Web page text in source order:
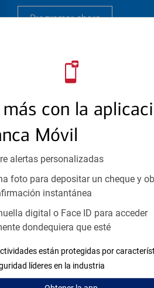
con la
Móvil
alertas personalizadas
foto para depositar un cheque y
instantánea
digital o Face ID para acceder
dondequiera que esté
están protegidas por
líderes en la industria
Programar ahora
Los productos de inversión y seguros:
No Están
No Tienen Garantía
No Constituyen